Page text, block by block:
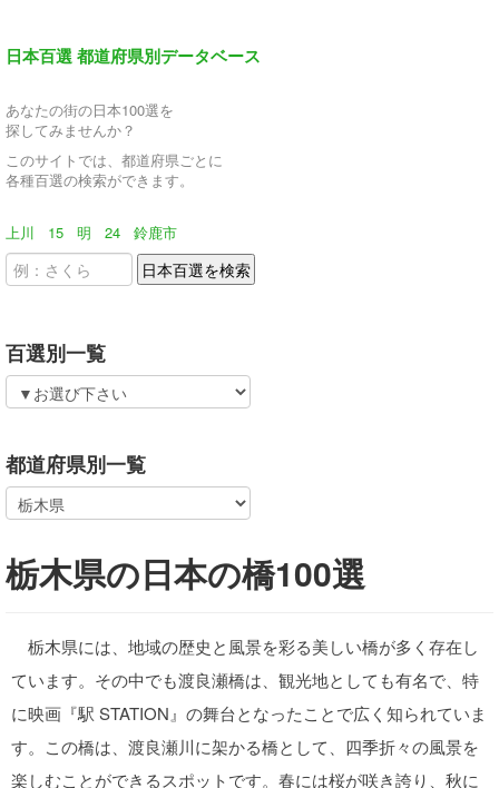
日本百選 都道府県別データベース
あなたの街の日本100選を
探してみませんか？
このサイトでは、都道府県ごとに
各種百選の検索ができます。
上川 15 明 24 鈴鹿市
百選別一覧
都道府県別一覧
栃木県の日本の橋100選
栃木県には、地域の歴史と風景を彩る美しい橋が多く存在し
ています。その中でも渡良瀬橋は、観光地としても有名で、特
に映画『駅 STATION』の舞台となったことで広く知られていま
す。この橋は、渡良瀬川に架かる橋として、四季折々の風景を
楽しむことができるスポットです。春には桜が咲き誇り、秋に